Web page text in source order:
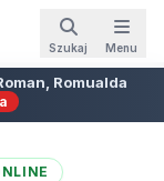
Szukaj Menu
Romualda